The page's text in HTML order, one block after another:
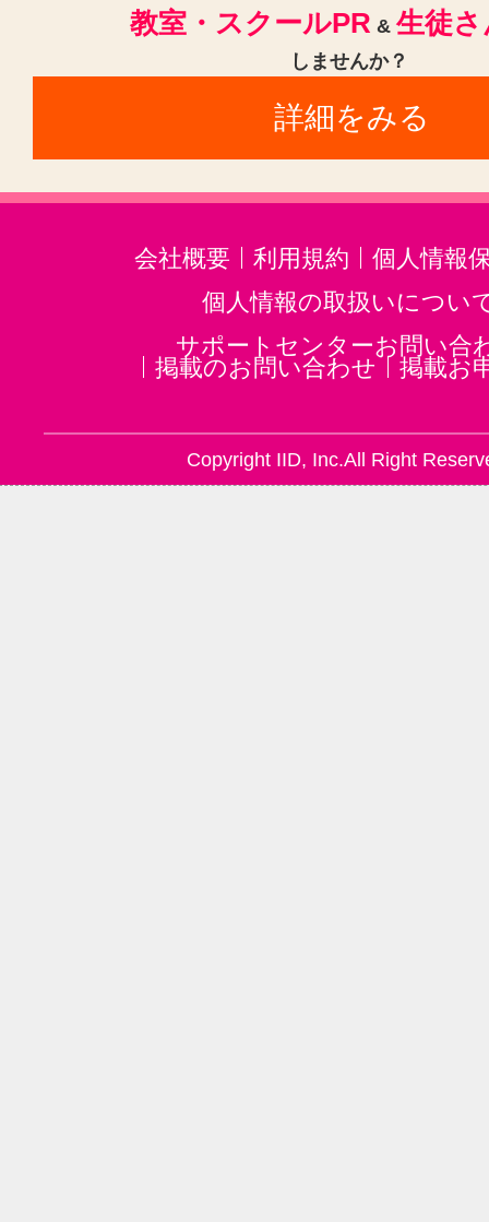
教室・スクールPR & 生徒
しませんか？
詳細をみる
会社概要 利用規約
個人情報
個人情報の取扱いについ
サポートセンターお問い合
掲載のお問い合わせ
掲載お
Copyright IID, Inc.All Right